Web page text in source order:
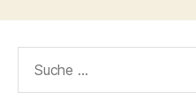
nach: